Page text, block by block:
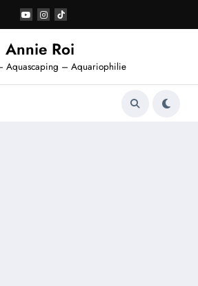
Annie Roi
Aquascaping – Aquariophilie